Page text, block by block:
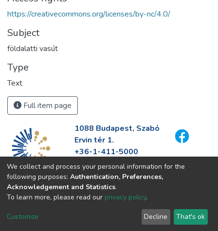
https://creativecommons.org/licenses/by-nc/4.0/
Subject
földalatti vasút
Type
Text
Full item page
1088 Budapest, Szabó
Ervin tér 1.
+36-1-411-5000
info@fszek.hu
https://fszek.hu
We collect and process your personal information for the
following purposes: Authentication, Preferences,
Acknowledgement and Statistics.
To learn more, please read our privacy policy.
Customize Decline That's ok